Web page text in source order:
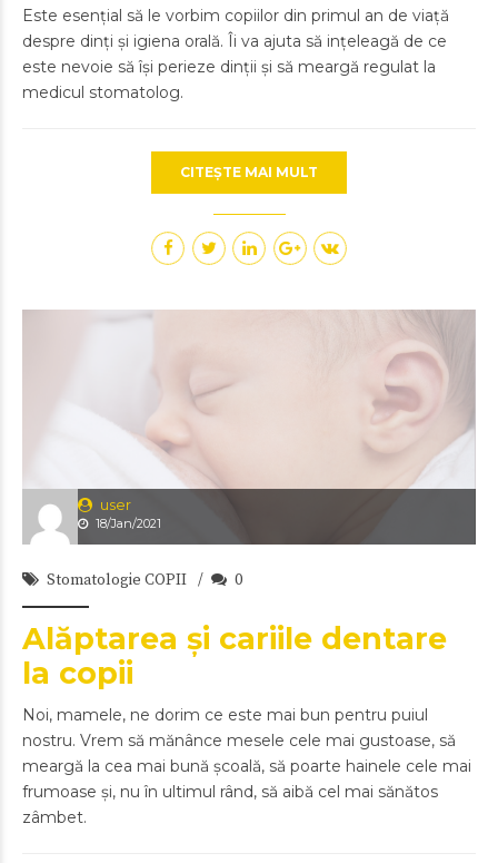
Este esențial să le vorbim copiilor din primul an de viață
despre dinți și igiena orală. Îi va ajuta să ințeleagă de ce
este nevoie să își perieze dinții și să meargă regulat la
medicul stomatolog.
CITEȘTE MAI MULT
user
18/Jan/2021
Stomatologie COPII 0
Alăptarea și cariile dentare
la copii
Noi, mamele, ne dorim ce este mai bun pentru puiul
nostru. Vrem să mănânce mesele cele mai gustoase, să
meargă la cea mai bună școală, să poarte hainele cele mai
frumoase și, nu în ultimul rând, să aibă cel mai sănătos
zâmbet.